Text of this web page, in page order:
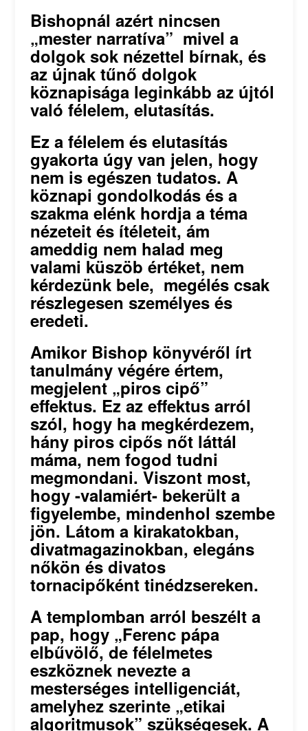
Bishopnál azért nincsen
„mester narratíva” mivel a
dolgok sok nézettel bírnak, és
az újnak tűnő dolgok
köznapisága leginkább az újtól
való félelem, elutasítás.
Ez a félelem és elutasítás
gyakorta úgy van jelen, hogy
nem is egészen tudatos. A
köznapi gondolkodás és a
szakma elénk hordja a téma
nézeteit és ítéleteit, ám
ameddig nem halad meg
valami küszöb értéket, nem
kérdezünk bele, megélés csak
részlegesen személyes és
eredeti.
Amikor Bishop könyvéről írt
tanulmány végére értem,
megjelent „piros cipő”
effektus. Ez az effektus arról
szól, hogy ha megkérdezem,
hány piros cipős nőt láttál
máma, nem fogod tudni
megmondani. Viszont most,
hogy -valamiért- bekerült a
figyelembe, mindenhol szembe
jön. Látom a kirakatokban,
divatmagazinokban, elegáns
nőkön és divatos
tornacipőként tinédzsereken.
A templomban arról beszélt a
pap, hogy „Ferenc pápa
elbűvölő, de félelmetes
eszköznek nevezte a
mesterséges intelligenciát,
amelyhez szerinte „etikai
algoritmusok” szükségesek. A